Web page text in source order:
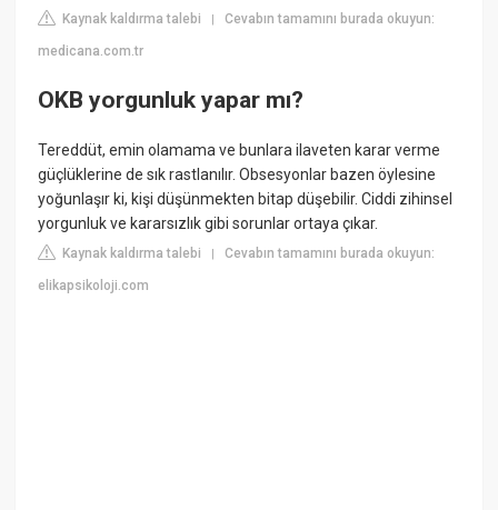
Kaynak kaldırma talebi |Cevabın tamamını burada okuyun:
medicana.com.tr
OKB yorgunluk yapar mı?
Tereddüt, emin olamama ve bunlara ilaveten karar verme
güçlüklerine de sık rastlanılır. Obsesyonlar bazen öylesine
yoğunlaşır ki, kişi düşünmekten bitap düşebilir. Ciddi zihinsel
yorgunluk ve kararsızlık gibi sorunlar ortaya çıkar.
Kaynak kaldırma talebi |Cevabın tamamını burada okuyun:
elikapsikoloji.com